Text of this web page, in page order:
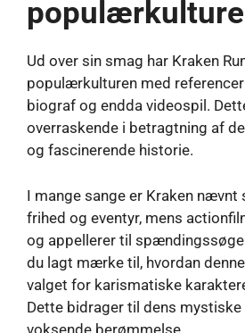
Ud over sin smag har Kraken
populærkulturen med
biograf og endda videospil.
overraskende i betragtning af
og fascinerende historie.
I mange sange er Kraken nævnt
frihed og eventyr, mens
og appellerer til
du lagt mærke til, hvordan
valget for karismatiske
Dette bidrager til dens mystiske
voksende berømmelse.